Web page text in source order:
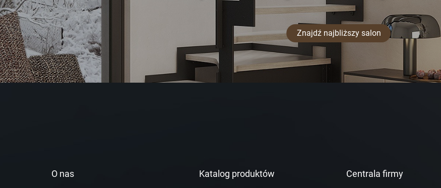
Znajdź najbliższy salon
O nas Katalog produktów Centrala firmy